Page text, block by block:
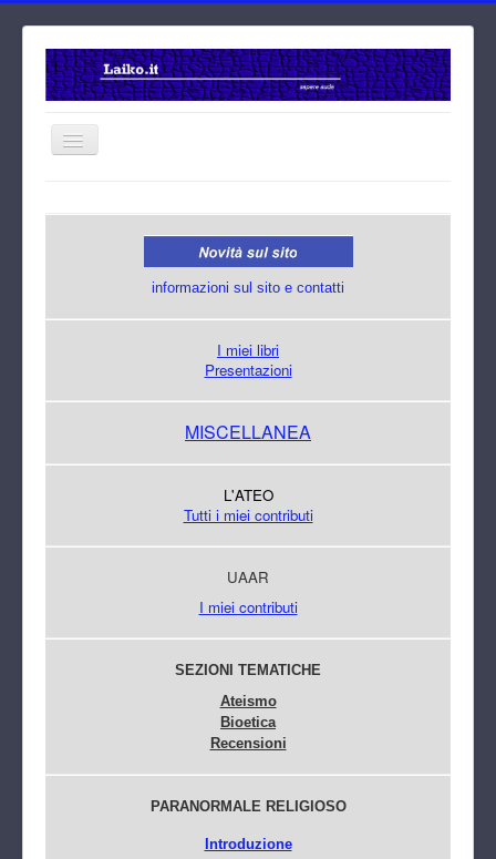
informazioni sul sito e contatti
I miei libri
Presentazioni
MISCELLANEA
L'ATEO
Tutti i miei contributi
UAAR
I miei contributi
SEZIONI TEMATICHE
Ateismo
Bioetica
Recensioni
PARANORMALE RELIGIOSO
Introduzione